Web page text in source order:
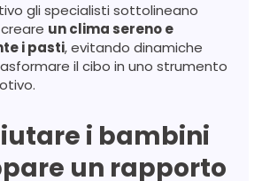
gli specialisti sottolineano
un clima sereno e
i pasti, evitando dinamiche
il cibo in uno strumento
i bambini
un rapporto